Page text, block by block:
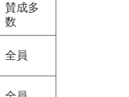
賛成多
数
全員